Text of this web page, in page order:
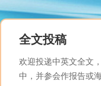
全文投稿
欢迎投递中英文全文
中，并参会作报告或海